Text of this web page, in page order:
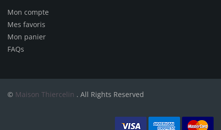
Mon compte
Mes favoris
Mon panier
FAQs
© Maison Thiercelin . All Rights Reserved